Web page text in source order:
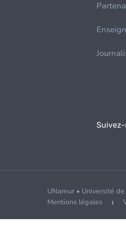
UNamur • Université
Mentions légales